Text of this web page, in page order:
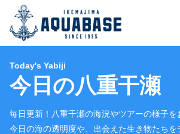
Today's Yabiji
今日の八重干瀬
毎日更新！八重干瀬の海況やツアーの様子を
今日の海の透明度や、出会えた生き物たちを